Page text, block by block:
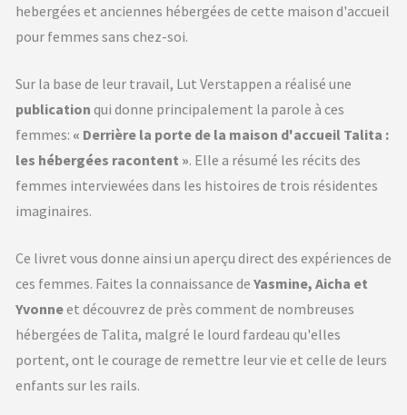
hebergées et anciennes hébergées de cette maison d'accueil
pour femmes sans chez-soi.
Sur la base de leur travail, Lut Verstappen a réalisé une
publication qui donne principalement la parole à ces
femmes: « Derrière la porte de la maison d'accueil Talita :
les hébergées racontent ». Elle a résumé les récits des
femmes interviewées dans les histoires de trois résidentes
imaginaires.
Ce livret vous donne ainsi un aperçu direct des expériences de
ces femmes. Faites la connaissance de Yasmine, Aicha et
Yvonneet découvrez de près comment de nombreuses
hébergées de Talita, malgré le lourd fardeau qu'elles
portent, ont le courage de remettre leur vie et celle de leurs
enfants sur les rails.